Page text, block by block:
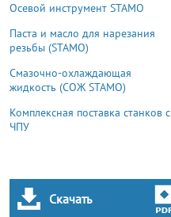
Осевой инструмент STAMO
Паста и масло для нарезания
резьбы (STAMO)
Смазочно-охлаждающая
жидкость (СОЖ STAMO)
Комплексная поставка станков с
ЧПУ
Скачать